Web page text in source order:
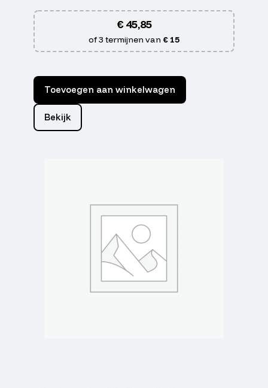
€45,85
of 3 termijnen van € 15
Toevoegen aan winkelwagen
Bekijk